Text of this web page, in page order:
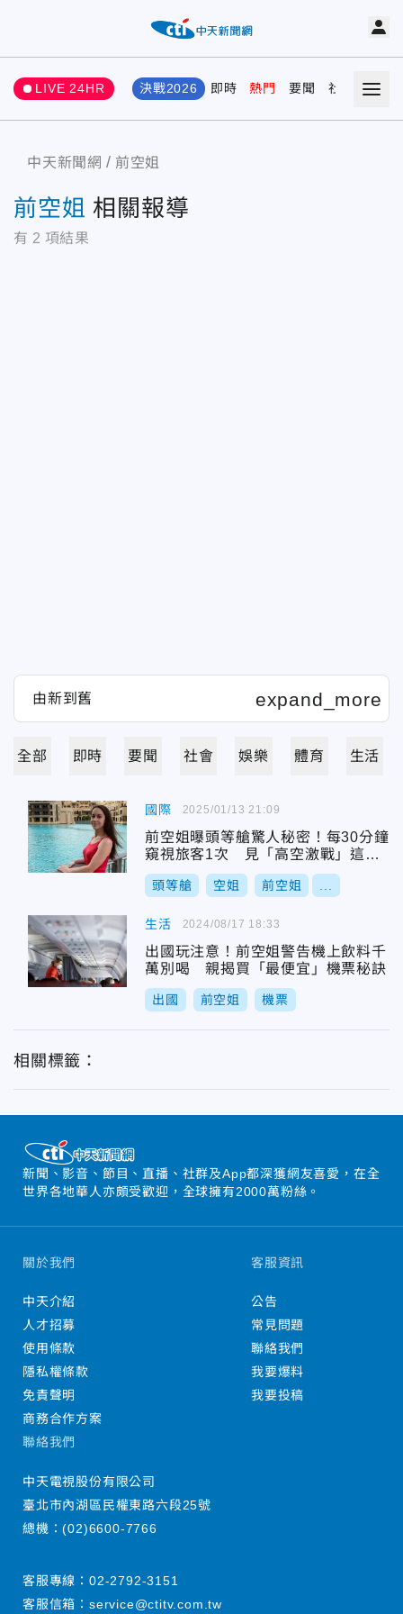
LIVE 24HR 決戰2026 即時 熱門 要聞 社會 娛樂
中天新聞網 前空姐
前空姐 相關報導
有 2 項結果
全部 即時 要聞 社會 娛樂 體育 生活
國際
前空姐曝頭等艙驚人秘密！每30分鐘
窺視旅客1次 見「高空激戰」這樣
應對
頭等艙 空姐 前空姐
2025/01/13 21:09
生活
出國玩注意！前空姐警告機上飲料千
萬別喝 親揭買「最便宜」機票秘訣
出國 前空姐 機票
2024/08/17 18:33
相關標籤：
新聞、影音、節目、直播、社群及App都深獲網友喜愛，在全
世界各地華人亦頗受歡迎，全球擁有2000萬粉絲。
關於我們
中天介紹
人才招募
使用條款
隱私權條款
免責聲明
商務合作方案
客服資訊
公告
常見問題
聯絡我們
我要爆料
我要投稿
聯絡我們
中天電視股份有限公司
臺北市內湖區民權東路六段25號
總機：(02)6600-7766
客服專線： 02-2792-3151
客服信箱： service@ctitv.com.tw